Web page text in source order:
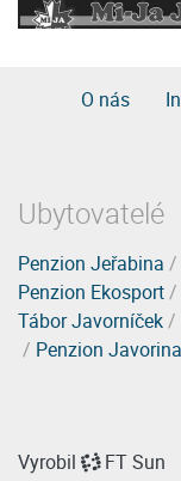
O nás
Ubytovatelé
Penzion Jeřabina /
Penzion Ekosport/
Tábor Javorníček/
/ Penzion Javorina
Vyrobil FT Sun